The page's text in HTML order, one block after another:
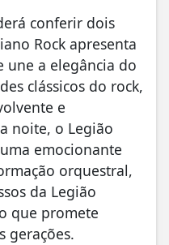
conferir dois
Rock apresenta
a elegância do
clássicos do rock,
e
noite, o Legião
emocionante
orquestral,
da Legião
que promete
gerações.